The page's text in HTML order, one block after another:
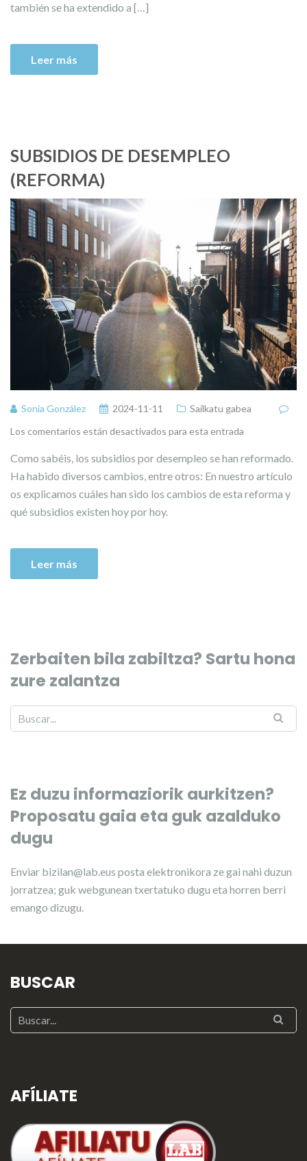
también se ha extendido a […]
Leer más
SUBSIDIOS DE DESEMPLEO
(REFORMA)
Sonia González 2024-11-11
Sailkatu gabea
Los comentarios están desactivados para esta entrada
Como sabéis, los subsidios por desempleo se han reformado.
Ha habido diversos cambios, entre otros: En nuestro artículo
os explicamos cuáles han sido los cambios de esta reforma y
qué subsidios existen hoy por hoy.
Leer más
Zerbaiten bila zabiltza? Sartu hona
zure zalantza
Ez duzu informaziorik aurkitzen?
Proposatu gaia eta guk azalduko
dugu
Enviar bizilan@lab.eus posta elektronikora ze gai nahi duzun
jorratzea; guk webgunean txertatuko dugu eta horren berri
emango dizugu.
BUSCAR
AFÍLIATE